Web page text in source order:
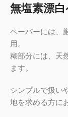
無塩素漂
ペーパーには、
用。
糊部分には、天
ます。
シンプルで扱い
地を求める方に